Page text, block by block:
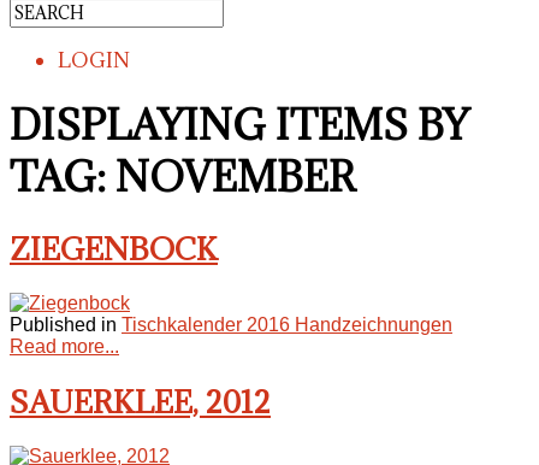
LOGIN
DISPLAYING ITEMS BY
TAG: NOVEMBER
ZIEGENBOCK
Published in Tischkalender 2016 Handzeichnungen
Read more...
SAUERKLEE, 2012